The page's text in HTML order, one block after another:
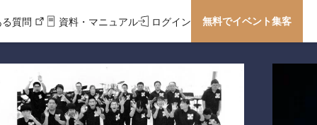
る質問 資料・マニュアル ログイン 無料でイベント集客